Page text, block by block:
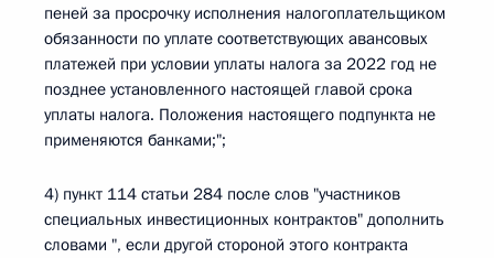
пеней за просрочку исполнения налогоплательщиком
обязанности по уплате соответствующих авансовых
платежей при условии уплаты налога за 2022 год не
позднее установленного настоящей главой срока
уплаты налога. Положения настоящего подпункта не
применяются банками;";
4) пункт 114 статьи 284 после слов "участников
специальных инвестиционных контрактов" дополнить
словами ", если другой стороной этого контракта